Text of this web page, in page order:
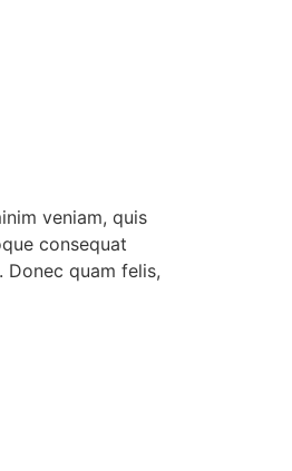
veniam, quis
consequat
Donec quam felis,